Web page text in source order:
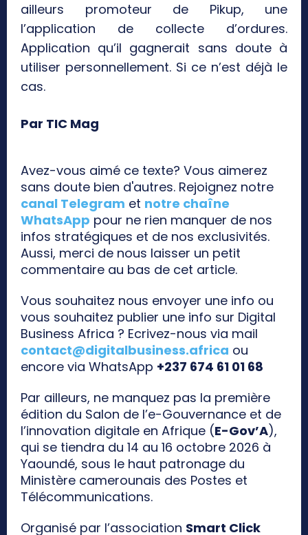
ailleurs promoteur de Pikup, une
l’application de collecte d’ordures.
Application qu’il gagnerait sans doute à
utiliser personnellement. Si ce n’est déjà le
cas.
Par TIC Mag
Avez-vous aimé ce texte? Vous aimerez
sans doute bien d'autres. Rejoignez notre
canal Telegram et notre chaîne
WhatsApp pour ne rien manquer de nos
infos stratégiques et de nos exclusivités.
Aussi, merci de nous laisser un petit
commentaire au bas de cet article.
Vous souhaitez nous envoyer une info ou
vous souhaitez publier une info sur Digital
Business Africa ? Ecrivez-nous via mail
contact@digitalbusiness.africa ou
encore via WhatsApp +237 674 61 01 68
Par ailleurs, ne manquez pas la première
édition du Salon de l’e-Gouvernance et de
l’innovation digitale en Afrique (E-Gov’A),
qui se tiendra du 14 au 16 octobre 2026 à
Yaoundé, sous le haut patronage du
Ministère camerounais des Postes et
Télécommunications.
Organisé par l’association Smart Click